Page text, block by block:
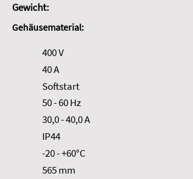
Gewicht:
Gehäusematerial:
400 V
40 A
Softstart
50 - 60 Hz
30,0 - 40,0 A
IP44
-20 - +60°C
565 mm